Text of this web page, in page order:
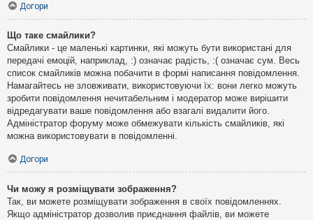
Догори
Що таке смайлики?
Смайлики - це маленькі картинки, які можуть бути використані для
передачі емоцій, наприклад, :) означає радість, :( означає сум. Весь
список смайликів можна побачити в формі написання повідомлення.
Намагайтесь не зловживати, використовуючи їх: вони легко можуть
зробити повідомлення нечитабельним і модератор може вирішити
відредагувати ваше повідомлення або взагалі видалити його.
Адміністратор форуму може обмежувати кількість смайликів, які
можна використовувати в повідомленні.
Догори
Чи можу я розміщувати зображення?
Так, ви можете розміщувати зображення в своїх повідомленнях.
Якщо адміністратор дозволив приєднання файлів, ви можете